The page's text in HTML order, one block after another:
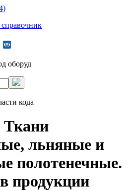
оборуд
кода
Ткани
льняные и
полотенечные.
продукции